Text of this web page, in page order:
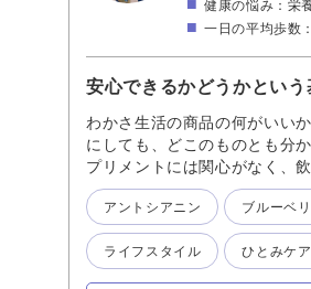
健康の悩み：栄
一日の平均歩数
安心できるかどうかという
わかさ生活の商品の何がいい
にしても、どこのものとも分
プリメントには関心がなく、
んでることに意味があるくら
ら。 それでも気まぐれで飲ん
リアルな悩みが表に出てくる
で何か困っていた訳ではあり
アントシアニン ブルーベ
ライフスタイル ひとみケア